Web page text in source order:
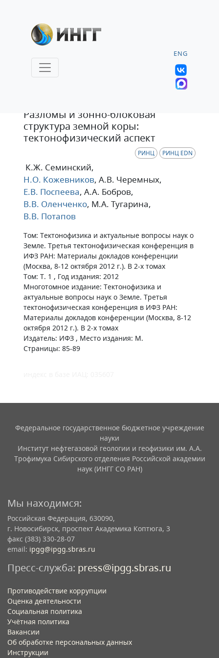
ENG
Разломы и зонно-блоковая
структура земной коры:
тектонофизический аспект
РИНЦ РИНЦ EDN
К.Ж. Семинский,
Н.О. Кожевников, А.В. Черемных,
Е.В. Поспеева, А.А. Бобров,
В.В. Оленченко, М.А. Тугарина,
В.В. Потапов
Том: Тектонофизика и актуальные вопросы наук о
Земле. Третья тектонофизическая конференция в
ИФЗ РАН: Материалы докладов конференции
(Москва, 8-12 октября 2012 г.). В 2-х томах
Том: Т. 1 , Год издания: 2012
Многотомное издание: Тектонофизика и
актуальные вопросы наук о Земле. Третья
тектонофизическая конференция в ИФЗ РАН:
Материалы докладов конференции (Москва, 8-12
октября 2012 г.). В 2-х томах
Издатель: ИФЗ , Место издания: М.
Страницы: 85-89
Федеральное государственное бюджетное учреждение
науки
Институт нефтегазовой геологии и геофизики им. А.А.
Трофимука Сибирского отделения Российской академии
наук (ИНГГ СО РАН)
Мы находимся:
Российская Федерация, 630090,
г. Новосибирск, проспект Академика Коптюга, 3
факс (383) 330-28-07
email: ipgg@ipgg.sbras.ru
Пресс-служба: press@ipgg.sbras.ru
Противодействие коррупции
Оценка деятельности
Социальная политика
Учётная политика​
Вакансии​
Об обработке персональных данных​
Инструкции​